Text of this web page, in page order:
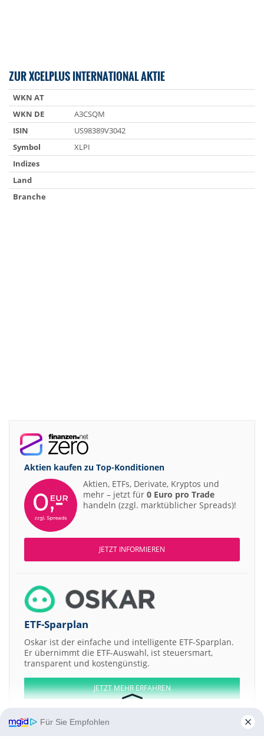
ZUR XCELPLUS INTERNATIONAL AKTIE
WKN AT
WKN DE
A3CSQM
ISIN
US98389V3042
Symbol
XLPI
Indizes
Land
Branche
Aktien kaufen zu Top-Konditionen
Aktien, ETFs, Derivate, Kryptos und
mehr – jetzt für 0 Euro pro Trade
handeln (zzgl. marktüblicher Spreads)!
JETZT INFORMIEREN
ETF-Sparplan
Oskar ist der einfache und intelligente ETF-Sparplan.
Er übernimmt die ETF-Auswahl, ist steuersmart,
transparent und kostengünstig.
JETZT MEHR ERFAHREN
Für Sie Empfohlen